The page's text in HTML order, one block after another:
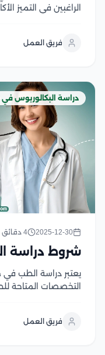
الراغبين في التميز
المجالات، كما تتميز
فريق العمل
دراسة البكالوريوس في
2025-12-30 4 دقائق قراءة
شروط دراسة
يعتبر دراسة الطب
التخصصات المتاحة
المستشفيات والمراكز
فريق العمل